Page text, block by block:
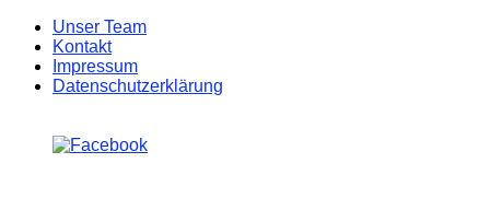
Unser Team
Kontakt
Impressum
Datenschutzerklärung